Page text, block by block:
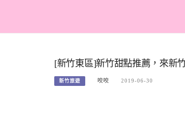
[新竹東區]新竹甜點推薦，來新
新竹旅遊 咬咬 2019-06-30